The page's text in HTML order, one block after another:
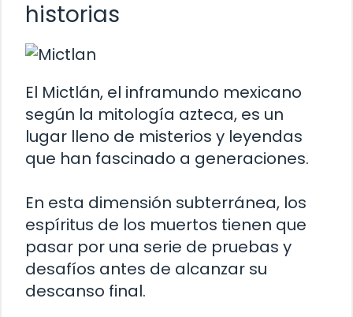
historias
El Mictlán, el inframundo mexicano
según la mitología azteca, es un
lugar lleno de misterios y leyendas
que han fascinado a generaciones.
En esta dimensión subterránea, los
espíritus de los muertos tienen que
pasar por una serie de pruebas y
desafíos antes de alcanzar su
descanso final.